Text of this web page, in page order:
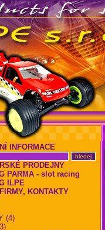
INFORMACE
PRODEJNY
PARMA - slot racing
ILPE
KONTAKTY
(4)